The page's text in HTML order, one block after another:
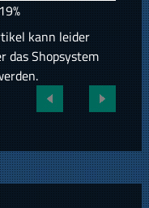
kann leider
das Shopsystem